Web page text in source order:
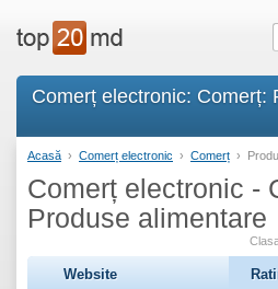
Comerț electronic: Comerț:
Acasă › Comerț electronic › Comerț ›
Comerț electronic -
Produse alimentare
Website